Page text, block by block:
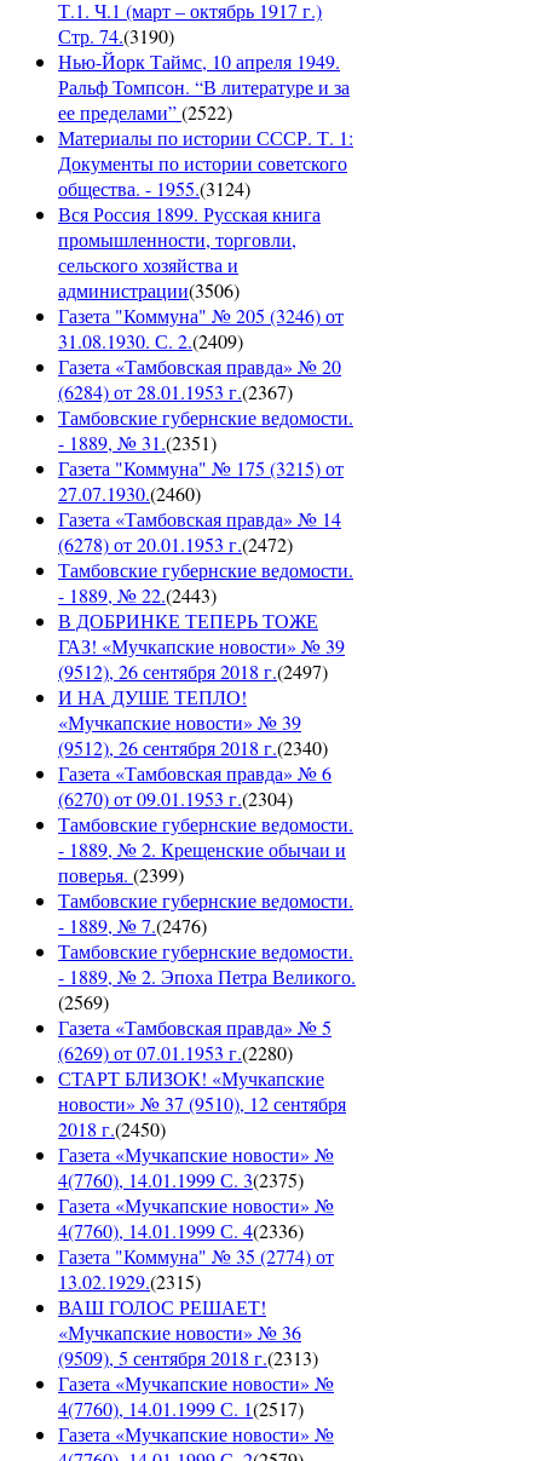
Т.1. Ч.1 (март – октябрь 1917 г.)
Стр. 74.(3190)
Нью-Йорк Таймс, 10 апреля 1949.
Ральф Томпсон. “В литературе и за
ее пределами”(2522)
Материалы по истории СССР. Т. 1:
Документы по истории советского
общества. - 1955.(3124)
Вся Россия 1899. Русская книга
промышленности, торговли,
сельского хозяйства и
администрации(3506)
Газета "Коммуна" № 205 (3246) от
31.08.1930. С. 2.(2409)
Газета «Тамбовская правда» № 20
(6284) от 28.01.1953 г.(2367)
Тамбовские губернские ведомости.
- 1889, № 31.(2351)
Газета "Коммуна" № 175 (3215) от
27.07.1930.(2460)
Газета «Тамбовская правда» № 14
(6278) от 20.01.1953 г.(2472)
Тамбовские губернские ведомости.
- 1889, № 22.(2443)
В ДОБРИНКЕ ТЕПЕРЬ ТОЖЕ
ГАЗ! «Мучкапские новости» № 39
(9512), 26 сентября 2018 г.(2497)
И НА ДУШЕ ТЕПЛО!
«Мучкапские новости» № 39
(9512), 26 сентября 2018 г.(2340)
Газета «Тамбовская правда» № 6
(6270) от 09.01.1953 г.(2304)
Тамбовские губернские ведомости.
- 1889, № 2. Крещенские обычаи и
поверья. (2399)
Тамбовские губернские ведомости.
- 1889, № 7.(2476)
Тамбовские губернские ведомости.
- 1889, № 2. Эпоха Петра Великого.
(2569)
Газета «Тамбовская правда» № 5
(6269) от 07.01.1953 г.(2280)
СТАРТ БЛИЗОК! «Мучкапские
новости» № 37 (9510), 12 сентября
2018 г.(2450)
Газета «Мучкапские новости» №
4(7760), 14.01.1999 С. 3(2375)
Газета «Мучкапские новости» №
4(7760), 14.01.1999 С. 4(2336)
Газета "Коммуна" № 35 (2774) от
13.02.1929.(2315)
ВАШ ГОЛОС РЕШАЕТ!
«Мучкапские новости» № 36
(9509), 5 сентября 2018 г.(2313)
Газета «Мучкапские новости» №
4(7760), 14.01.1999 С. 1(2517)
Газета «Мучкапские новости» №